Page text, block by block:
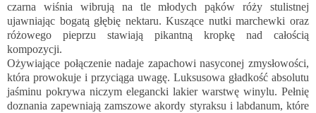
czarna wiśnia wibrują na tle młodych pąków róży stulistnej
ujawniając bogatą głębię nektaru. Kuszące nutki marchewki oraz
różowego pieprzu stawiają pikantną kropkę nad całością
kompozycji.
Ożywiające połączenie nadaje zapachowi nasyconej zmysłowości,
która prowokuje i przyciąga uwagę. Luksusowa gładkość absolutu
jaśminu pokrywa niczym elegancki lakier warstwę winylu. Pełnię
doznania zapewniają zamszowe akordy styraksu i labdanum, które